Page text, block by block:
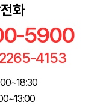
화
5900
4153